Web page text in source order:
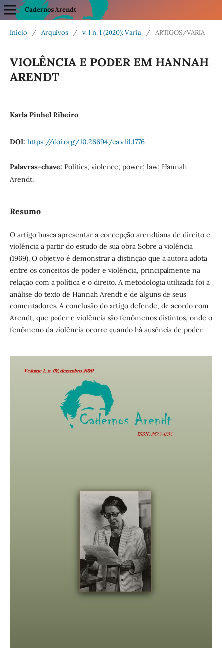
Cadernos Arendt
Início / Arquivos / v. 1 n. 1 (2020): Varia / ARTIGOS/VARIA
VIOLÊNCIA E PODER EM HANNAH
ARENDT
Karla Pinhel Ribeiro
DOI: https://doi.org/10.26694/ca.v1i1.1776
Palavras-chave: Politics; violence; power; law; Hannah
Arendt.
Resumo
O artigo busca apresentar a concepção arendtiana de direito e
violência a partir do estudo de sua obra Sobre a violência
(1969). O objetivo é demonstrar a distinção que a autora adota
entre os conceitos de poder e violência, principalmente na
relação com a política e o direito. A metodologia utilizada foi a
análise do texto de Hannah Arendt e de alguns de seus
comentadores. A conclusão do artigo defende, de acordo com
Arendt, que poder e violência são fenômenos distintos, onde o
fenômeno da violência ocorre quando há ausência de poder.